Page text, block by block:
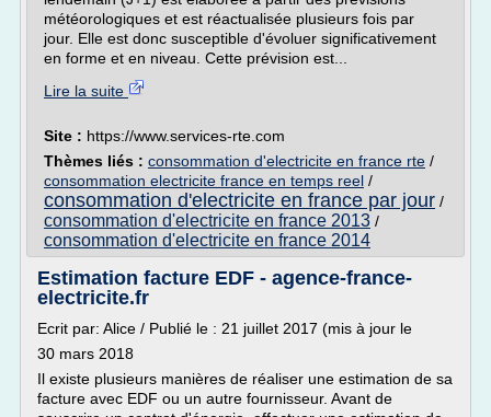
météorologiques et est réactualisée plusieurs fois par
jour. Elle est donc susceptible d'évoluer significativement
en forme et en niveau. Cette prévision est...
Lire la suite
Site : https://www.services-rte.com
Thèmes liés : consommation d'electricite en france rte /
consommation electricite france en temps reel /
consommation d'electricite en france par jour /
consommation d'electricite en france 2013 /
consommation d'electricite en france 2014
Estimation facture EDF - agence-france-
electricite.fr
Ecrit par: Alice / Publié le : 21 juillet 2017 (mis à jour le
30 mars 2018
Il existe plusieurs manières de réaliser une estimation de sa
facture avec EDF ou un autre fournisseur. Avant de